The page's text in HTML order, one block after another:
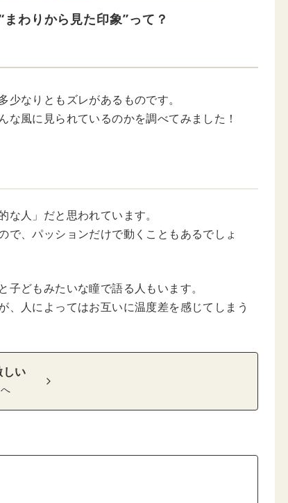
わりから見た印象”って？
なりともズレがあるものです。
風に見られているのかを調べてみました！
人」だと思われています。
で、パッションだけで動くこともあるでしょ
どもみたいな瞳で語る人もいます。
人によってはお互いに温度差を感じてしまう
しい